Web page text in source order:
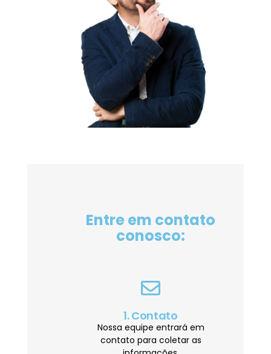
Entre em contato
conosco:
1. Contato
Nossa equipe entrará em
contato para coletar as